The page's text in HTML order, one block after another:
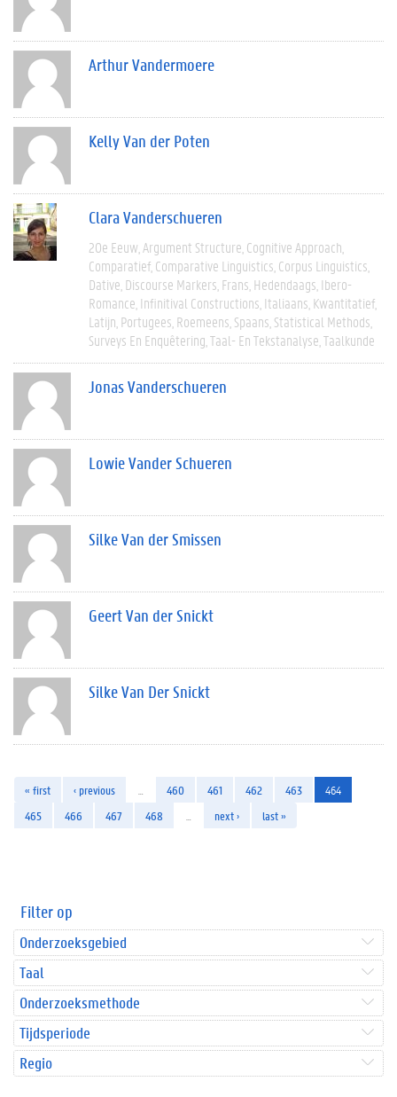
Arthur Vandermoere
Kelly Van der Poten
Clara Vanderschueren
20e Eeuw Argument Structure Cognitive Approach
Comparatief Comparative Linguistics Corpus Linguistics
Dative Discourse Markers Frans Hedendaags Ibero-
Romance Infinitival Constructions Italiaans Kwantitatief
Latijn Portugees Roemeens Spaans Statistical Methods
Surveys En Enquêtering Taal- En Tekstanalyse Taalkunde
Jonas Vanderschueren
Lowie Vander Schueren
Silke Van der Smissen
Geert Van der Snickt
Silke Van Der Snickt
« first ‹ previous 460 461 462 463
464
465
466 467 468 next › last »
Filter op
Onderzoeksgebied
Taal
Onderzoeksmethode
Tijdsperiode
Regio